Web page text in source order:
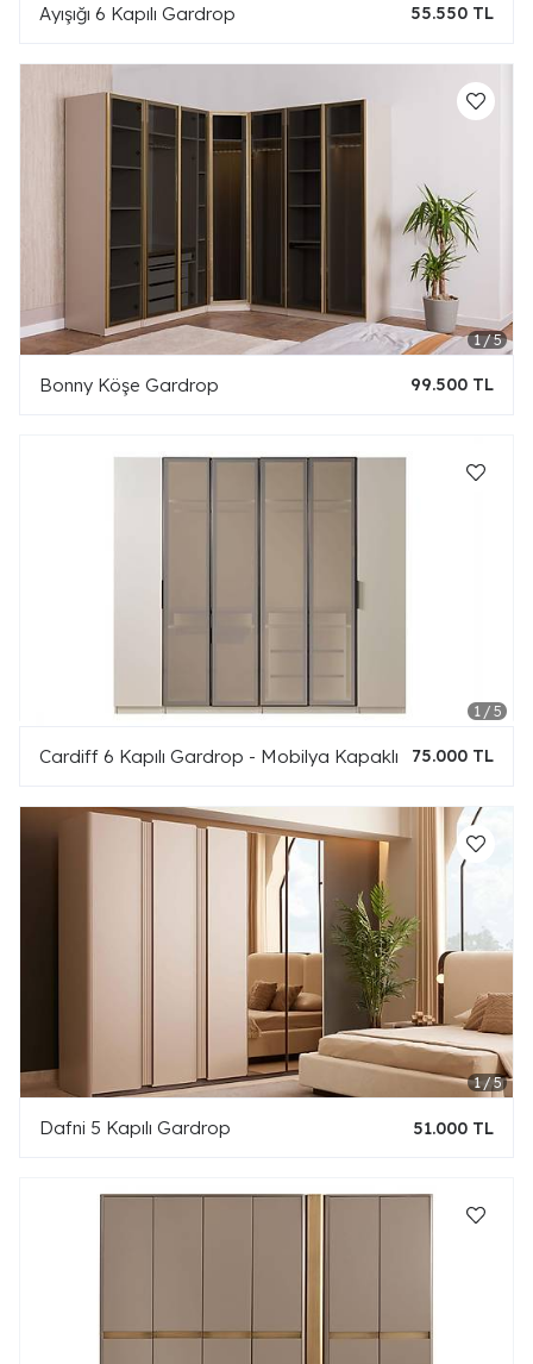
Ayışığı 6 Kapılı Gardrop 55.550 TL
Bonny Köşe Gardrop 99.500 TL
Cardiff 6 Kapılı Gardrop - Mobilya Kapaklı 75.000 TL
Dafni 5 Kapılı Gardrop 51.000 TL